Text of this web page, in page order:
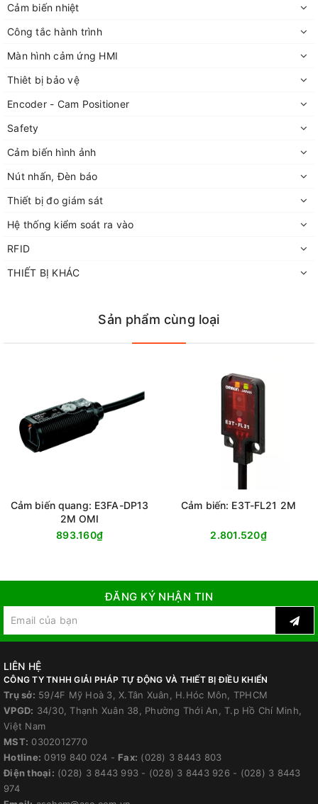
Cảm biến nhiệt
Công tắc hành trình
Màn hình cảm ứng HMI
Thiêt bị bảo vệ
Encoder - Cam Positioner
Safety
Cảm biến hình ảnh
Nút nhấn, Đèn báo
Thiết bị đo giám sát
Hệ thống kiểm soát ra vào
RFID
THIẾT BỊ KHÁC
Sản phẩm cùng loại
Cảm biến quang: E3FA-DP13
2M OMI
893.160₫
Cảm biến: E3T-FL21 2M
2.801.520₫
ĐĂNG KÝ NHẬN TIN
LIÊN HỆ
CÔNG TY TNHH GIẢI PHÁP TỰ ĐỘNG VÀ THIẾT BỊ ĐIỀU KHIỂN
Trụ sở: 59/4F Mỹ Hoà 3, X.Tân Xuân, H.Hóc Môn, TPHCM
VPGD: 34/30, Thạnh Xuân 38, Phường Thới An, T.p Hồ Chí Minh,
Việt Nam
MST: 0302012770
Hotline: 0919 840 024 - Fax: (028) 3 8443 803
Điện thoại: (028) 3 8443 993 - (028) 3 8443 926 - (028) 3 8443
974